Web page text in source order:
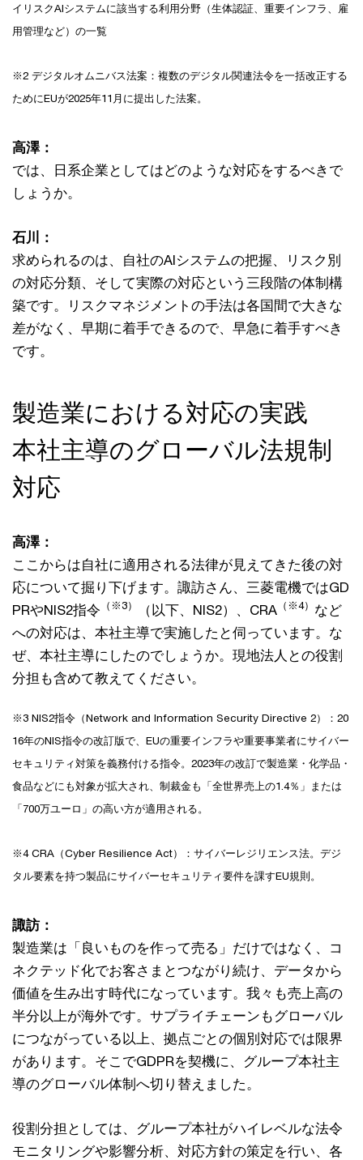
イリスクAIシステムに該当する利用分野（生体認証、重要インフラ、雇
用管理など）の一覧
※2 デジタルオムニバス法案：複数のデジタル関連法令を一括改正する
ためにEUが2025年11月に提出した法案。
高澤：
では、日系企業としてはどのような対応をするべきで
しょうか。
石川：
求められるのは、自社のAIシステムの把握、リスク別
の対応分類、そして実際の対応という三段階の体制構
築です。リスクマネジメントの手法は各国間で大きな
差がなく、早期に着手できるので、早急に着手すべき
です。
製造業における対応の実践
本社主導のグローバル法規制
対応
高澤：
ここからは自社に適用される法律が見えてきた後の対
応について掘り下げます。諏訪さん、三菱電機ではGD
PRやNIS2指令 （※3） （以下、NIS2）、CRA （※4） など
への対応は、本社主導で実施したと伺っています。な
ぜ、本社主導にしたのでしょうか。現地法人との役割
分担も含めて教えてください。
※3 NIS2指令（Network and Information Security Directive 2）：20
16年のNIS指令の改訂版で、EUの重要インフラや重要事業者にサイバー
セキュリティ対策を義務付ける指令。2023年の改訂で製造業・化学品・
食品などにも対象が拡大され、制裁金も「全世界売上の1.4％」または
「700万ユーロ」の高い方が適用される。
※4 CRA（Cyber Resilience Act）：サイバーレジリエンス法。デジ
タル要素を持つ製品にサイバーセキュリティ要件を課すEU規則。
諏訪：
製造業は「良いものを作って売る」だけではなく、コ
ネクテッド化でお客さまとつながり続け、データから
価値を生み出す時代になっています。我々も売上高の
半分以上が海外です。サプライチェーンもグローバル
につながっている以上、拠点ごとの個別対応では限界
があります。そこでGDPRを契機に、グループ本社主
導のグローバル体制へ切り替えました。
役割分担としては、グループ本社がハイレベルな法令
モニタリングや影響分析、対応方針の策定を行い、各